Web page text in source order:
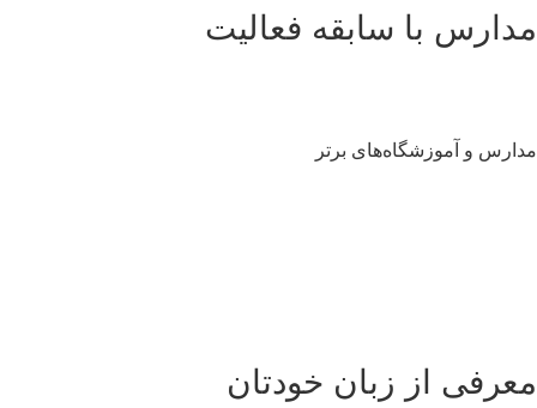
با سابقه فعالیت
و آموزشگاه‌های برتر
از زبان خودتان